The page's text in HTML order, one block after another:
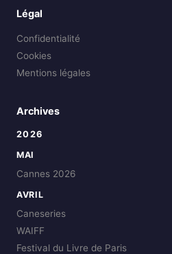
Légal
Confidentialité
Cookies
Mentions légales
Archives
2026
MAI
Cannes 2026
AVRIL
Caneseries
WAIFF
Festival du Livre de Paris